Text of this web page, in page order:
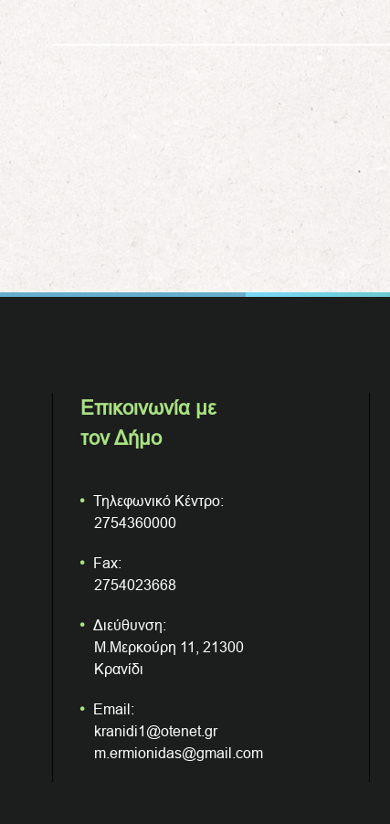
Επικοινωνία με
τον Δήμο
Τηλεφωνικό Κέντρο:
2754360000
Fax:
2754023668
Διεύθυνση:
Μ.Μερκούρη 11, 21300
Κρανίδι
Email:
kranidi1@otenet.gr
m.ermionidas@gmail.com